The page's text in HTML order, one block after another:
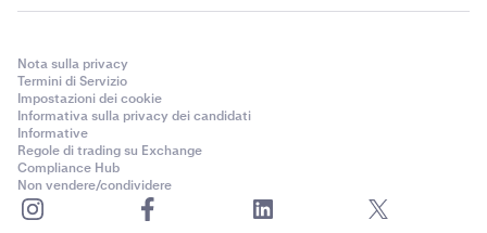
Nota sulla privacy
Termini di Servizio
Impostazioni dei cookie
Informativa sulla privacy dei candidati
Informative
Regole di trading su Exchange
Compliance Hub
Non vendere/condividere